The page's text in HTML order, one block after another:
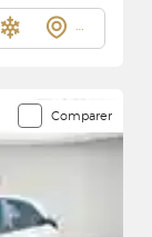
Comparer